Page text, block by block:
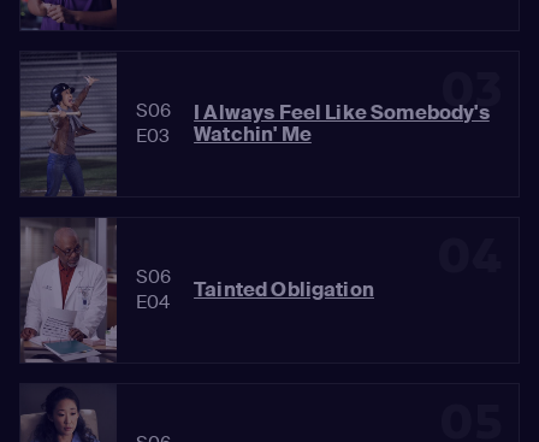
03
S06
E03
I Always Feel Like Somebody's
Watchin' Me
S06
E04
Tainted Obligation